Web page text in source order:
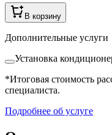
В корзину
Дополнительные услуги
Установка
*Итоговая стоимость
специалиста.
Подробнее об услуге